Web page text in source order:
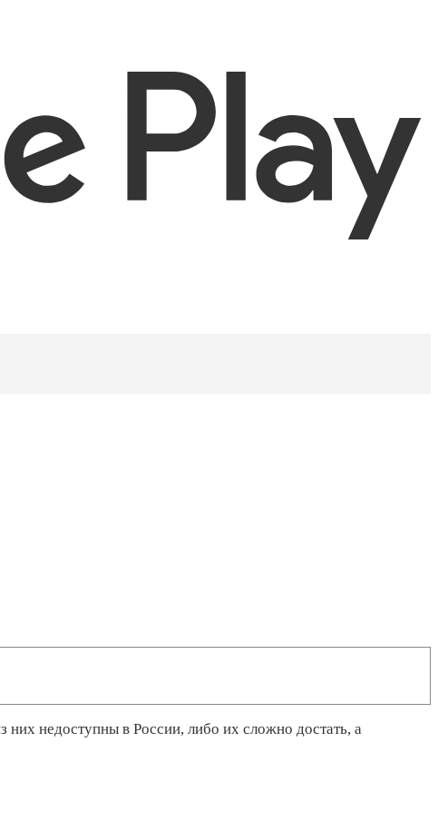
недоступны в России, либо их сложно достать, а